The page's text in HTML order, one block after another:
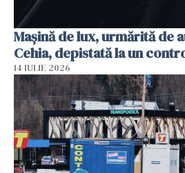
Mașină de lux, urmărită de
Cehia, depistată la un
14 IULIE 2026